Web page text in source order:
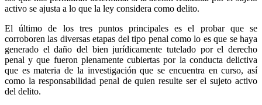
activo se ajusta a lo que la ley considera como delito.
El último de los tres puntos principales es el probar que se
corroboren las diversas etapas del tipo penal como lo es que se haya
generado el daño del bien jurídicamente tutelado por el derecho
penal y que fueron plenamente cubiertas por la conducta delictiva
que es materia de la investigación que se encuentra en curso, así
como la responsabilidad penal de quien resulte ser el sujeto activo
del delito.